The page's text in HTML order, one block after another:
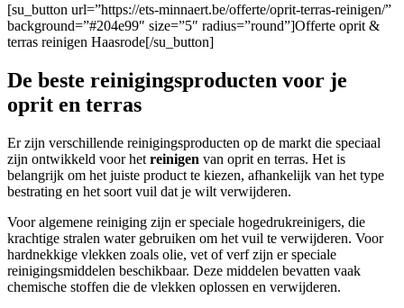
[su_button url=”https://ets-minnaert.be/offerte/oprit-terras-reinigen/”
background=”#204e99″ size=”5″ radius=”round”]Offerte oprit &
terras reinigen Haasrode[/su_button]
De beste reinigingsproducten voor je
oprit en terras
Er zijn verschillende reinigingsproducten op de markt die speciaal
zijn ontwikkeld voor het reinigen van oprit en terras. Het is
belangrijk om het juiste product te kiezen, afhankelijk van het type
bestrating en het soort vuil dat je wilt verwijderen.
Voor algemene reiniging zijn er speciale hogedrukreinigers, die
krachtige stralen water gebruiken om het vuil te verwijderen. Voor
hardnekkige vlekken zoals olie, vet of verf zijn er speciale
reinigingsmiddelen beschikbaar. Deze middelen bevatten vaak
chemische stoffen die de vlekken oplossen en verwijderen.